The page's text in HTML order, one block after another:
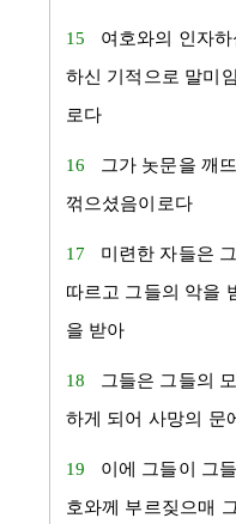
15 여호와의 인자
하신 기적으로 말미
로다
16
그가 놋문을 깨
꺾으셨음이로다
17 미련한 자들은
따르고 그들의 악을
을 받아
18
그들은 그들의
하게 되어 사망의 문
19 이에 그들이 그
호와께 부르짖으매